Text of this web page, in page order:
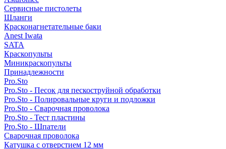
Сервисные пистолеты
Шланги
Красконагнетательные баки
Anest Iwata
SATA
Краскопульты
Миникраскопульты
Принадлежности
Pro.Sto
Pro.Sto - Песок для пескоструйной обработки
Pro.Sto - Полировальные круги и подложки
Pro.Sto - Сварочная проволока
Pro.Sto - Тест пластины
Pro.Sto - Шпатели
Сварочная проволока
Катушка с отверстием 12 мм